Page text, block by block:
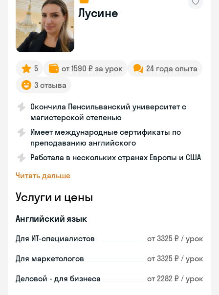
Лусине
5 от 1590 ₽ за урок
24 года опыта
3 отзыва
Окончила Пенсильванский университет с
магистерской степенью
Имеет международные сертификаты по
преподаванию английского
Работала в нескольких странах Европы и США
Читать дальше
Услуги и цены
Английский язык
Для ИТ-специалистов от 3325 ₽ / урок
Для маркетологов от 3325 ₽ / урок
Деловой - для бизнеса от 2282 ₽ / урок